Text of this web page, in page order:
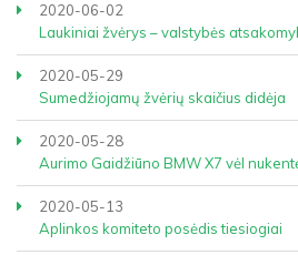
2020-06-02
Laukiniai žvėrys – valstybės
2020-05-29
Sumedžiojamų žvėrių skaičius didėja
2020-05-28
Aurimo Gaidžiūno BMW X7 vėl
2020-05-13
Aplinkos komiteto posėdis tiesiogiai